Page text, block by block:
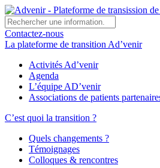
Contactez-nous
La plateforme de transition Ad’venir
Activités Ad’venir
Agenda
L’équipe AD’venir
Associations de patients
C’est quoi la transition ?
Quels changements ?
Témoignages
Colloques & rencontres